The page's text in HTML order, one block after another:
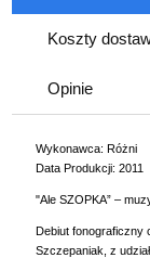
Koszty
Cena nie zawiera
Opinie
Wykonawca: Różni
Data Produkcji: 2011
"Ale SZOPKA” –
Debiut fonograficzny
Szczepaniak, z